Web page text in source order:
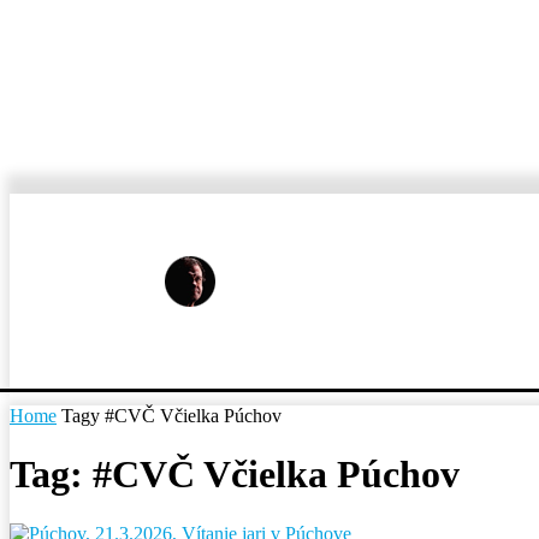
Home Tagy #CVČ Včielka Púchov
Tag: #CVČ Včielka Púchov